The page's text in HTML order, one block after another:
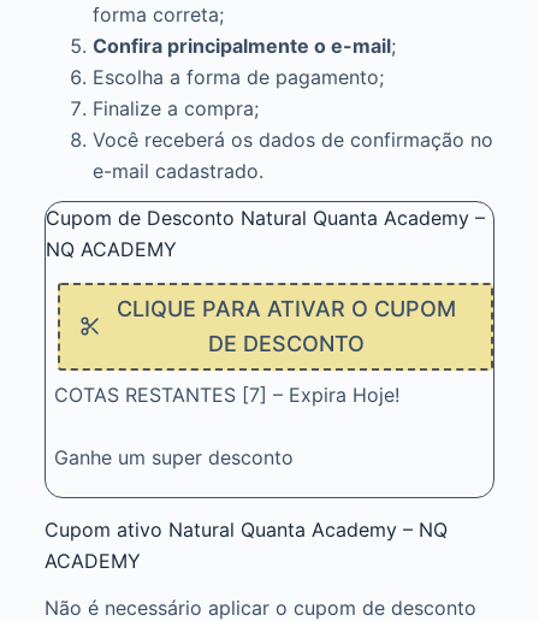
forma correta;
Confira principalmente o e-mail;
Escolha a forma de pagamento;
Finalize a compra;
Você receberá os dados de confirmação no
e-mail cadastrado.
Cupom de Desconto Natural Quanta Academy –
NQ ACADEMY
CLIQUE PARA ATIVAR O CUPOM
DE DESCONTO
COTAS RESTANTES [7] – Expira Hoje!
Ganhe um super desconto
Cupom ativo Natural Quanta Academy – NQ
ACADEMY
Não é necessário aplicar o cupom de desconto